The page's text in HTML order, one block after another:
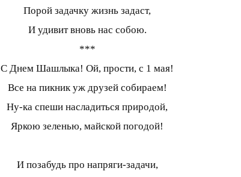
Порой задачку жизнь задаст,
И удивит вновь нас собою.
***
С Днем Шашлыка! Ой, прости, с 1 мая!
Все на пикник уж друзей собираем!
Ну-ка спеши насладиться природой,
Яркою зеленью, майской погодой!
И позабудь про напряги-задачи,